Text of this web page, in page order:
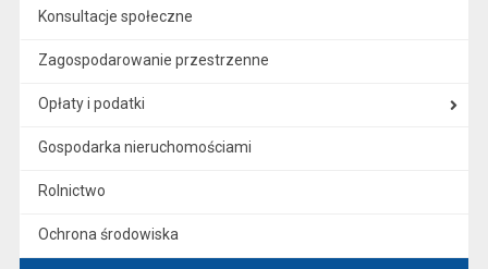
Konsultacje społeczne
Zagospodarowanie przestrzenne
Opłaty i podatki
Gospodarka nieruchomościami
Rolnictwo
Ochrona środowiska